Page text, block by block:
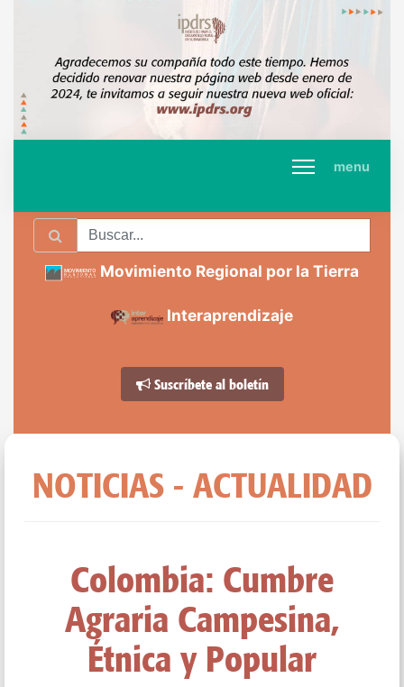
menu
Movimiento Regional por la Tierra
Interaprendizaje
Suscríbete al boletín
NOTICIAS - ACTUALIDAD
Colombia: Cumbre
Agraria Campesina,
Étnica y Popular